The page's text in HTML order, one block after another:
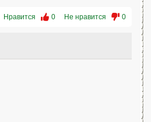
Нравится 0 Не нравится 0